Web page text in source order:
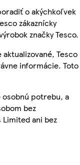
o akýchkoľvek
zákaznícky
značky Tesco.
Tesco
informácie. Toto
potrebu, a
bez
Limited ani bez